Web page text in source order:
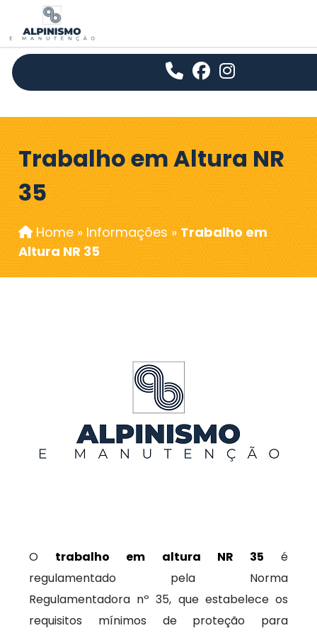
Trabalho em Altura NR
35
Home » Informações » Trabalho em
Altura NR 35
O trabalho em altura NR 35 é
regulamentado pela Norma
Regulamentadora nº 35, que estabelece os
requisitos mínimos de proteção para